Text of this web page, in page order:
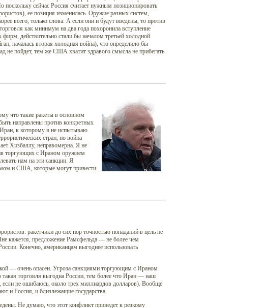
сейчас Россия считает нужным позиционировать
ее позиция изменилась. Оружие разных систем,
всего, только слова. А если они и будут введены, то против
как минимум на два года похоронила вступление
действительно стали бы началом третьей холодной
началась вторая холодная война), что определило бы
не пойдет, тем же США хватит здравого смысла не прибегать
что такие ракеты в основном
направлены против конкретных
Иран, к которому я не испытываю
стран, но война
Хизбаллу, неправомерна. Я не
торгующих с Ираном оружием
нам на эти санкции. Я
и США, которые могут привести
ракетчики до сих пор точностью попаданий в цель не
кажется, предложение Рамсфельда — не более чем
Конечно, американцам выгоднее использовать
— очень опасен. Угроза санкциями торгующим с Ираном
торговля выгодна России, тем более что Иран — наш
если не ошибаюсь, около трех миллиардов долларов). Вообще
и Россия, и близлежащие государства.
Не думаю, что этот конфликт приведет к резкому